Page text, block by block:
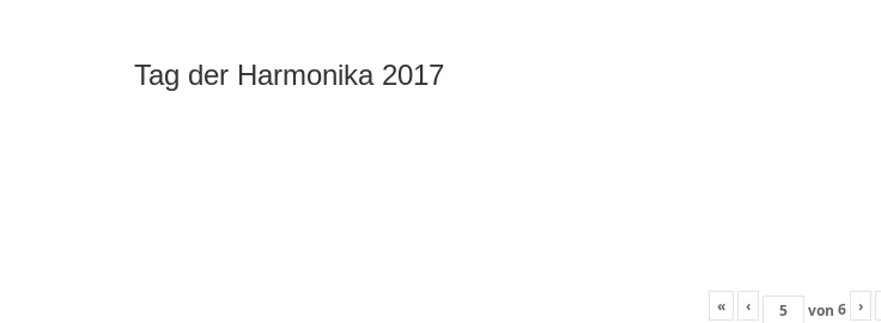
Tag der Harmonika 2017
« ‹ von 6 ›